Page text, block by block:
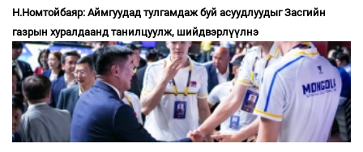
Н.Номтойбаяр: Аймгуудад тулгамдаж буй асуудлуудыг Засгийн
газрын хуралдаанд танилцуулж, шийдвэрлүүлнэ